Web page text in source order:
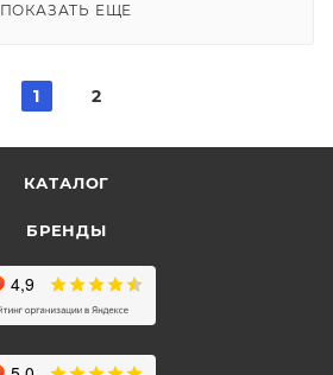
ПОКАЗАТЬ ЕЩЕ
1 2
КАТАЛОГ
БРЕНДЫ